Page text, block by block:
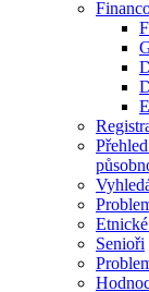
Senioři